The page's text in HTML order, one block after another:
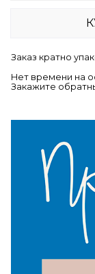
Заказ кратно
Нет времени на
Закажите